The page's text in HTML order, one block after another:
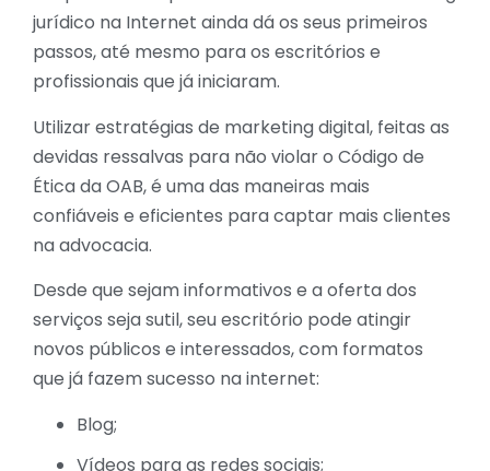
jurídico na Internet ainda dá os seus primeiros
passos, até mesmo para os escritórios e
profissionais que já iniciaram.
Utilizar estratégias de marketing digital, feitas as
devidas ressalvas para não violar o Código de
Ética da OAB, é uma das maneiras mais
confiáveis e eficientes para captar mais clientes
na advocacia.
Desde que sejam informativos e a oferta dos
serviços seja sutil, seu escritório pode atingir
novos públicos e interessados, com formatos
que já fazem sucesso na internet:
Blog;
Vídeos para as redes sociais;